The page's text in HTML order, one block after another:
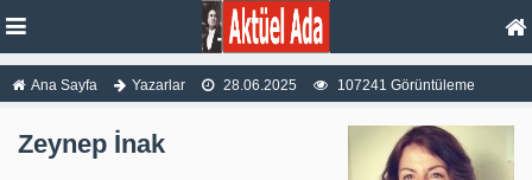
Ana Sayfa Yazarlar 28.06.2025 107241 Görüntüleme
Zeynep İnak